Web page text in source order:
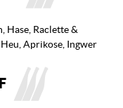
Hase, Raclette &
Aprikose, Ingwer